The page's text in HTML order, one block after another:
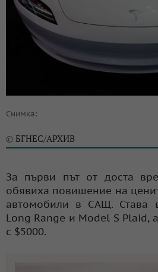
Снимка:
© БГНЕС/АРХИВ
За първи път от доста
обявиха повишение на
автомобили в САЩ. Става
Long Range и Model S Plaid,
с $5000.